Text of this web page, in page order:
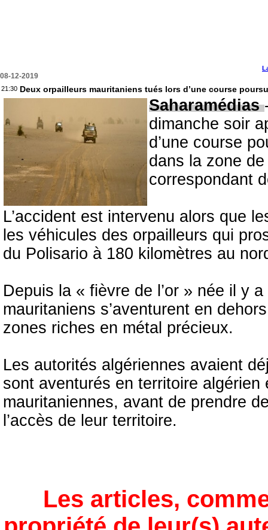
08-12-2019
21:30 Deux orpailleurs mauritaniens tués lors d’une course
Saharamédias
dimanche soir
d’une course
dans la zone
correspondant
L’accident est intervenu alors que
les véhicules des orpailleurs qui
du Polisario à 180 kilomètres au
Depuis la « fièvre de l’or » née il y
mauritaniens s’aventurent en
zones riches en métal précieux.
Les autorités algériennes avaient
sont aventurés en territoire
mauritaniennes, avant de prendre
l’accès de leur territoire.
Les articles,